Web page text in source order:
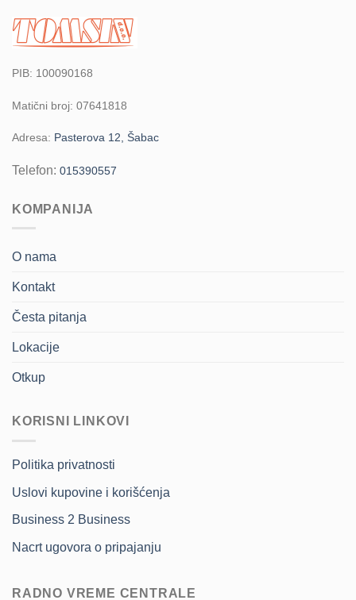
PIB: 100090168
Matični broj: 07641818
Adresa: Pasterova 12, Šabac
Telefon: 015390557
KOMPANIJA
O nama
Kontakt
Česta pitanja
Lokacije
Otkup
KORISNI LINKOVI
Politika privatnosti
Uslovi kupovine i korišćenja
Business 2 Business
Nacrt ugovora o pripajanju
RADNO VREME CENTRALE